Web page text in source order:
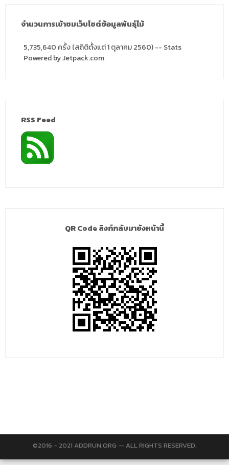
จำนวนการเข้าชมเว็บไซต์ข้อมูลพันธุ์ไม้
5,735,640 ครั้ง (สถิติตั้งแต่ 1 ตุลาคม 2560) -- Stats
Powered by Jetpack.com
RSS Feed
QR Code ลิงก์กลับมายังหน้านี้
©2016 - 2021 ADDRUN.ORG — ALL RIGHTS RESERVED.